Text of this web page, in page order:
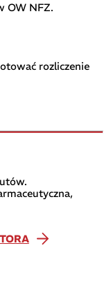
OW NFZ.
rozliczenie